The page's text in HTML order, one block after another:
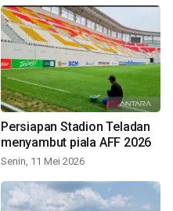
Persiapan Stadion Teladan
menyambut piala AFF 2026
Senin, 11 Mei 2026